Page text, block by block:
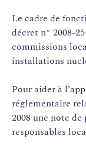
Le cadre de
décret n° 2008-
commissions
installations
Pour aider à
réglementaire
2008 une note
responsables